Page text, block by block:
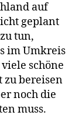
auf
geplant
tun,
im Umkreis
schöne
zu bereisen
noch die
muss.